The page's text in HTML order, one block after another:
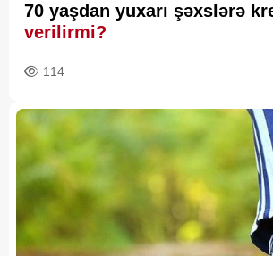
70 yaşdan yuxarı şəxslərə
verilirmi?
114